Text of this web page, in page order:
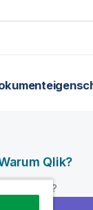
Qlik?
Warum Qlik?